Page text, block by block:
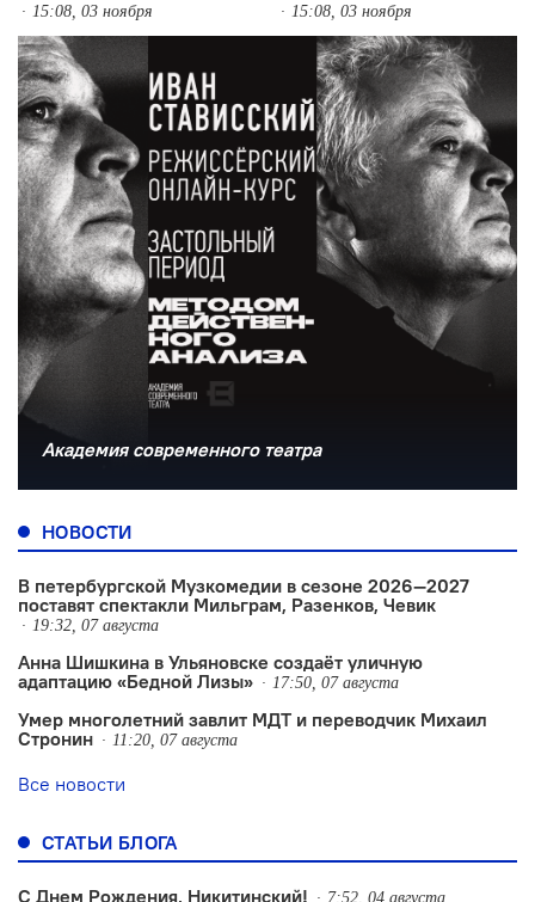
15:08, 03 ноября 15:08, 03 ноября
Академия современного театра
НОВОСТИ
В петербургской Музкомедии в сезоне 2026—2027
поставят спектакли Мильграм, Разенков, Чевик
19:32, 07 августа
Анна Шишкина в Ульяновске создаëт уличную
адаптацию «Бедной Лизы»
17:50, 07 августа
Умер многолетний завлит МДТ и переводчик Михаил
Стронин
11:20, 07 августа
Все новости
СТАТЬИ БЛОГА
С Днем Рождения, Никитинский! 7:52, 04 августа